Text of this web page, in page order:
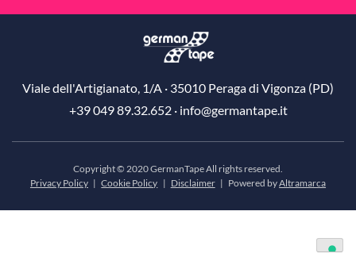
Viale dell'Artigianato, 1/A · 35010 Peraga di Vigonza (PD)
+39 049 89.32.652 · info@germantape.it
Copyright © 2020 GermanTape All rights reserved.
Privacy Policy | Cookie Policy | Disclaimer | Powered byAltramarca